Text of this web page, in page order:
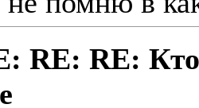
RE: RE: